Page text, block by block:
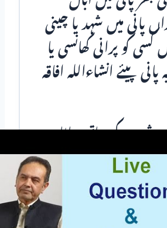
پانی میں شہد یا چینی
کو پرانی کھانسی یا
پیئے انشاءاللہ افاقہ
شہد کے ساتھ چاٹا
صاف ہو جاتا ہے
جمع بلغم نکل جاتا ہے